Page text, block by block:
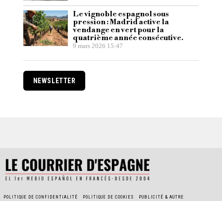
Le vignoble espagnol sous
pression : Madrid active la
vendange en vert pour la
quatrième année consécutive.
9 mars 2026 15:47
NEWSLETTER
POLITIQUE DE CONFIDENTIALITÉ POLITIQUE DE COOKIES PUBLICITÉ & AUTRE